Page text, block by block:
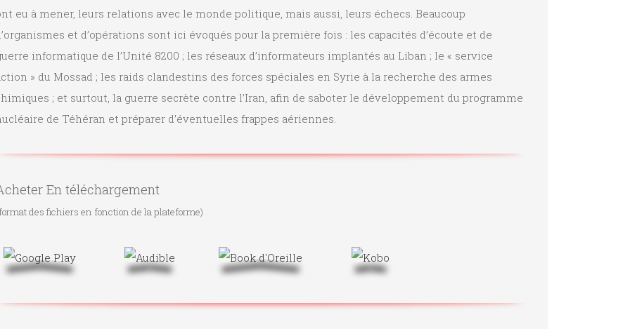
eu à mener, leurs relations avec le monde politique, mais aussi, leurs échecs. Beaucoup
et d’opérations sont ici évoqués pour la première fois : les capacités d’écoute et de
informatique de l’Unité 8200 ; les réseaux d’informateurs implantés au Liban ; le « service
» du Mossad ; les raids clandestins des forces spéciales en Syrie à la recherche des armes
; et surtout, la guerre secrète contre l’Iran, afin de saboter le développement du programme
de Téhéran et préparer d’éventuelles frappes aériennes.
En téléchargement
des fichiers en fonction de la plateforme)